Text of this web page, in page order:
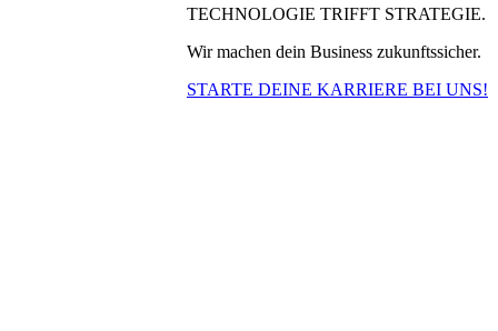
TECHNOLOGIE TRIFFT STRATEGIE.
Wir machen dein Business zukunftssicher.
STARTE DEINE KARRIERE BEI UNS!